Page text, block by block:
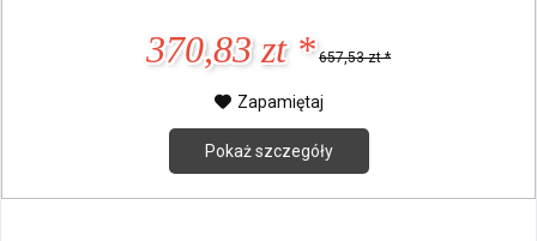
370,83 zt * 657,53 zt *
Zapamiętaj
Pokaż szczegóły